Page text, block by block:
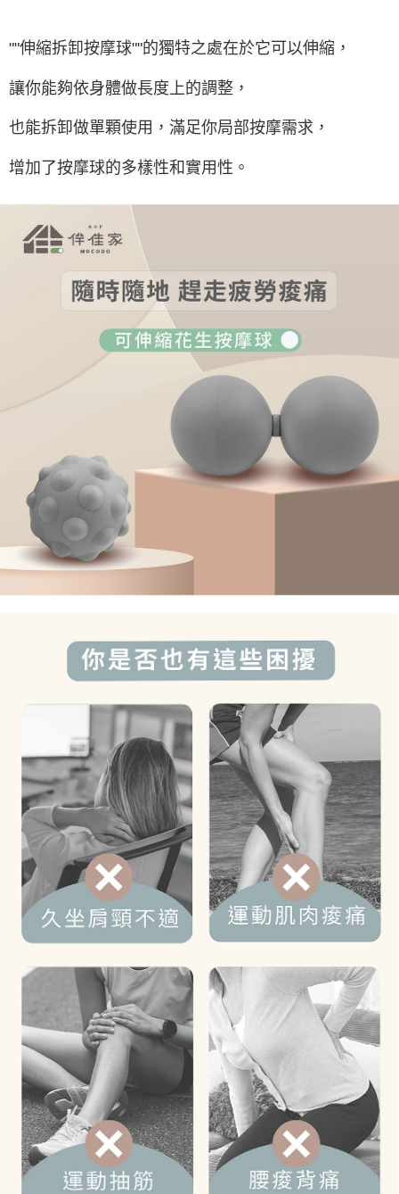
""伸縮拆卸按摩球""的獨特之處在於它可以伸縮，
讓你能夠依身體做長度上的調整，
也能拆卸做單顆使用，滿足你局部按摩需求，
增加了按摩球的多樣性和實用性。